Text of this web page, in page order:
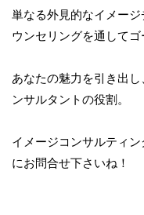
単なる外見的なイメー
ウンセリングを通してゴ
あなたの魅力を引き出
ンサルタントの役割。
イメージコンサルティ
にお問合せ下さいね！